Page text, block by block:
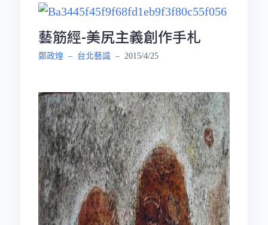
藝筋經-美尻主義創作手札
鄭政煌 – 台北藝識 – 2015/4/25